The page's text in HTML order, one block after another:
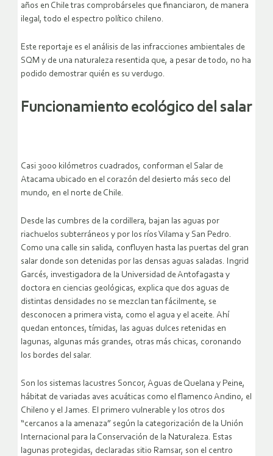
años en Chile tras comprobárseles que financiaron, de manera
ilegal, todo el espectro político chileno.
Este reportaje es el análisis de las infracciones ambientales de
SQM y de una naturaleza resentida que, a pesar de todo, no ha
podido demostrar quién es su verdugo.
Funcionamiento ecológico del salar
Casi 3000 kilómetros cuadrados, conforman el Salar de
Atacama ubicado en el corazón del desierto más seco del
mundo, en el norte de Chile.
Desde las cumbres de la cordillera, bajan las aguas por
riachuelos subterráneos y por los ríos Vilama y San Pedro.
Como una calle sin salida, confluyen hasta las puertas del gran
salar donde son detenidas por las densas aguas saladas. Ingrid
Garcés, investigadora de la Universidad de Antofagasta y
doctora en ciencias geológicas, explica que dos aguas de
distintas densidades no se mezclan tan fácilmente, se
desconocen a primera vista, como el agua y el aceite. Ahí
quedan entonces, tímidas, las aguas dulces retenidas en
lagunas, algunas más grandes, otras más chicas, coronando
los bordes del salar.
Son los sistemas lacustres Soncor, Aguas de Quelana y Peine,
hábitat de variadas aves acuáticas como el flamenco Andino, el
Chileno y el James. El primero vulnerable y los otros dos
“cercanos a la amenaza” según la categorización de la Unión
Internacional para la Conservación de la Naturaleza. Estas
lagunas protegidas, declaradas sitio Ramsar, son el centro